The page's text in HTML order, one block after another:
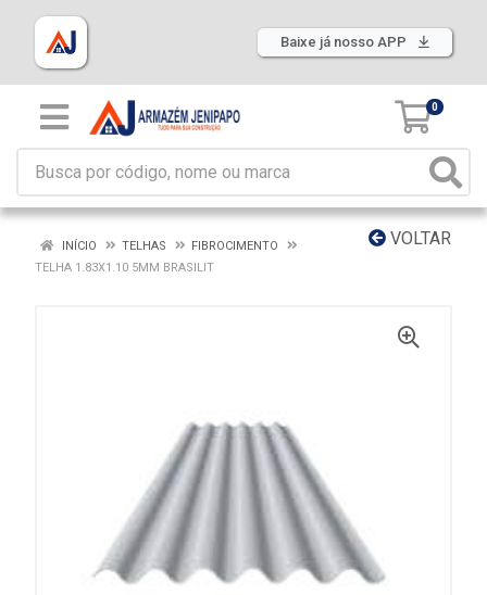
Baixe já nosso APP
0
VOLTAR
INÍCIO TELHAS
FIBROCIMENTO
TELHA 1.83X1.10 5MM BRASILIT